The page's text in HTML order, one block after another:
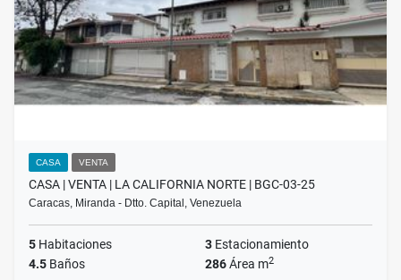
CASA VENTA
CASA | VENTA | LA CALIFORNIA NORTE | BGC-03-25
Caracas, Miranda - Dtto. Capital, Venezuela
5 Habitaciones 3 Estacionamiento
4.5 Baños 286Área m2